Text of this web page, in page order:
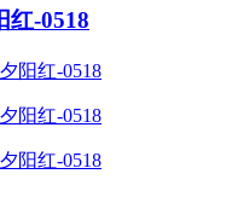
红-0518